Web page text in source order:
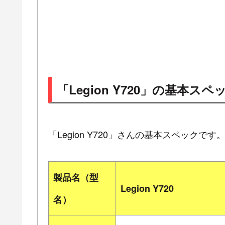
「Legion Y720」の基本スペ
「Legion Y720」さんの基本スペックです。
製品名（型
名）
Legion Y720